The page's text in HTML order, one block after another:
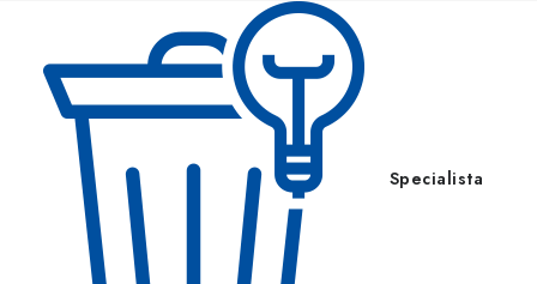
Specialista